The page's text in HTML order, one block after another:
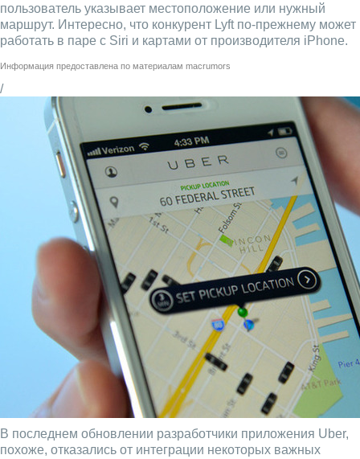
пользователь указывает местоположение или нужный
маршрут. Интересно, что конкурент Lyft по-прежнему может
работать в паре с Siri и картами от производителя iPhone.
Информация предоставлена по материалам macrumors
/
В последнем обновлении разработчики приложения Uber,
похоже, отказались от интеграции некоторых важных